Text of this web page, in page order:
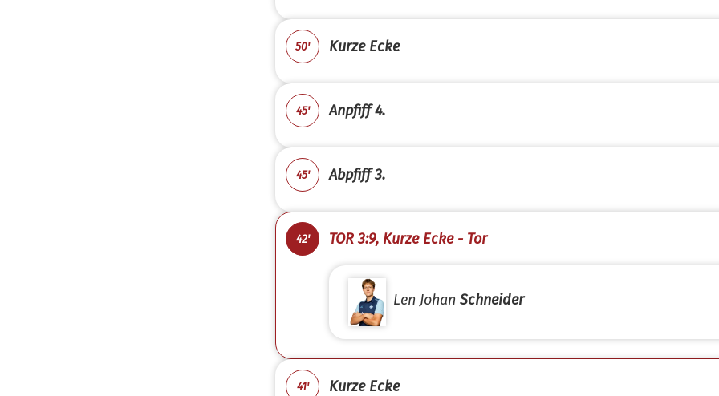
50' Kurze Ecke
45' Anpfiff 4.
45' Abpfiff 3.
42' TOR 3:9, Kurze Ecke - Tor
Len Johan Schneider
41' Kurze Ecke